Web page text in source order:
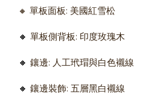
🔸 單板面板: 美國紅雪松
🔸 單板側背板: 印度玫瑰木
🔸 鑲邊: 人工玳瑁與白色襯線
🔸 鑲邊裝飾: 五層黑白襯線